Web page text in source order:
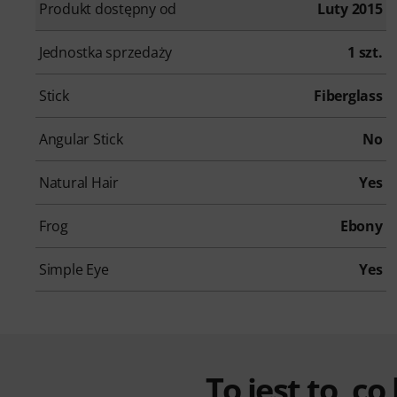
Produkt dostępny od Luty 2015
Jednostka sprzedaży 1 szt.
Stick Fiberglass
Angular Stick No
Natural Hair Yes
Frog Ebony
Simple Eye Yes